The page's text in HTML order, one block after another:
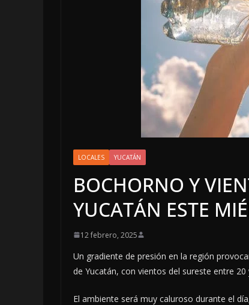
LOCALES YUCATÁN
BOCHORNO Y
YUCATÁN ESTE
12 febrero, 2025
Un gradiente de presión en la región
de Yucatán, con vientos del sureste entre
El ambiente será muy caluroso durante el